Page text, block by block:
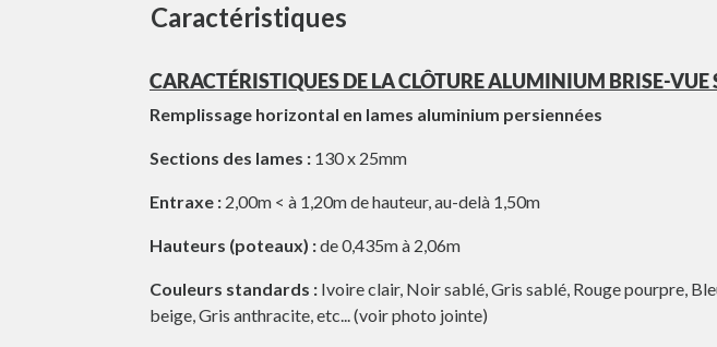
Caractéristiques
CARACTÉRISTIQUES DE LA CLÔTURE ALUMINIUM BRISE-VUE
Remplissage horizontal en lames aluminium persiennées
Sections des lames : 130 x 25mm
Entraxe : 2,00m < à 1,20m de hauteur, au-delà 1,50m
Hauteurs (poteaux) :de 0,435m à 2,06m
Couleurs standards : Ivoire clair, Noir sablé, Gris sablé, Rouge pourpre,
beige, Gris anthracite, etc... (voir photo jointe)